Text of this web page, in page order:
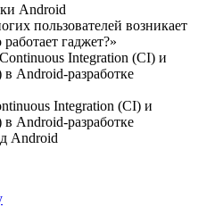
Android
пользователей возникает
гаджет?»
Integration (CI) и
Android-разработке
Android